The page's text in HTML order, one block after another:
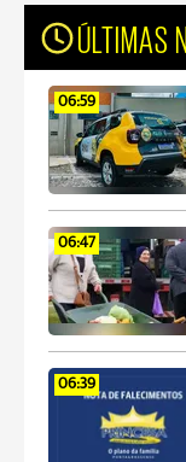
ÚLTIMAS
06:59
06:47
06:39